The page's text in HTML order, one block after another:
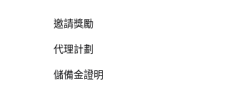
邀請獎勵
代理計劃
儲備金證明